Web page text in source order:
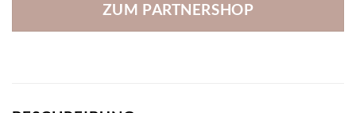
ZUM PARTNERSHOP